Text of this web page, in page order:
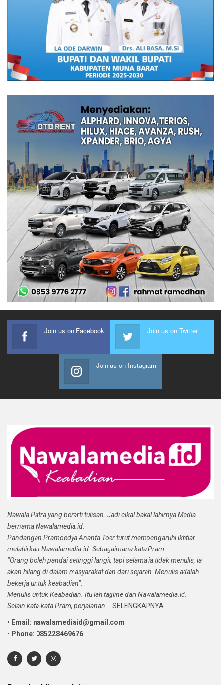
Join us on Facebook Join us on Twitter
Join us on Instagram
Nawala Patra yang berarti tulisan. Jadi cikal bakal lahirnya Media
bernama Nawalamedia.id.
Pandangan Pramoedya Ananta Toer turut mempengaruhi ikhtiar
melahirkan Nawalamedia.id. Sebagaimana kata Pram :
“Orang boleh pandai setinggi langit, tapi selama ia tidak menulis, ia
akan hilang di dalam masyarakat dan dari sejarah. Menulis adalah
bekerja untuk keabadian”.
Menulis untuk Keabadian. Itu lah tagline dari Nawalamedia.id.
Selain kata-kata Pram, perjalanan...
SELENGKAPNYA
• Email: nawalamediaid@gmail.com
• Phone: 085228469676